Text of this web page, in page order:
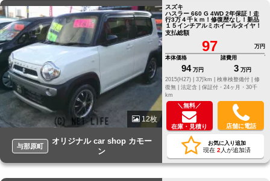
12枚
与那原町
オリジナル car shop カモー
ン
スズキ
ハスラー 660 G 4WD 2年保証！走
行3万４千ｋｍ！修復歴なし！新品
１５インチアルミホイールタイヤ！
支払総額
97
万円
本体価格
94 万円
諸費用
3 万円
2015(H27) |
3万km | 検車検整備付 | 修
復無 | 法定含 | 保証付・24ヶ月・30千
km
＼無料／
在庫・見積り 店舗に電話
お気に入り追加
現在 2 人が追加済